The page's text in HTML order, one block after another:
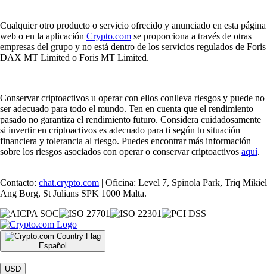
Cualquier otro producto o servicio ofrecido y anunciado en esta página
web o en la aplicación Crypto.com se proporciona a través de otras
empresas del grupo y no está dentro de los servicios regulados de Foris
DAX MT Limited o Foris MT Limited.
Conservar criptoactivos u operar con ellos conlleva riesgos y puede no
ser adecuado para todo el mundo. Ten en cuenta que el rendimiento
pasado no garantiza el rendimiento futuro. Considera cuidadosamente
si invertir en criptoactivos es adecuado para ti según tu situación
financiera y tolerancia al riesgo. Puedes encontrar más información
sobre los riesgos asociados con operar o conservar criptoactivos aquí.
Contacto: chat.crypto.com | Oficina: Level 7, Spinola Park, Triq Mikiel
Ang Borg, St Julians SPK 1000 Malta.
Español
|
USD